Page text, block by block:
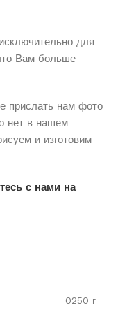
для
Вам больше
прислать нам фото
нет в нашем
и изготовим
с нами на
0250 г